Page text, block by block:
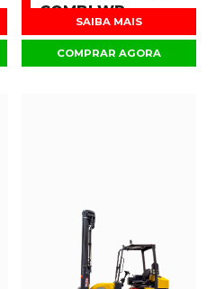
COMBI WR
SAIBA MAIS
COMPRAR AGORA